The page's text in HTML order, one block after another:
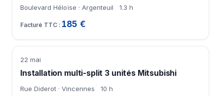
Boulevard Héloïse · Argenteuil 1.3 h
185 €
22 mai
Installation multi-split 3 unités Mitsubishi
Rue Diderot · Vincennes 10 h